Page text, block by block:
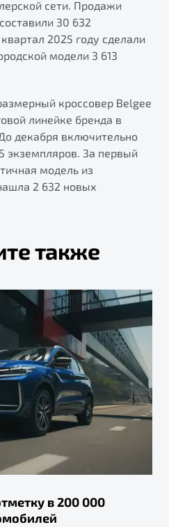
сети. Продажи
30 632
2025 году сделали
модели 3 613
кроссовер Belgee
линейке бренда в
декабря включительно
экземпляров. За первый
модель из
2 632 новых
также
в 200 000